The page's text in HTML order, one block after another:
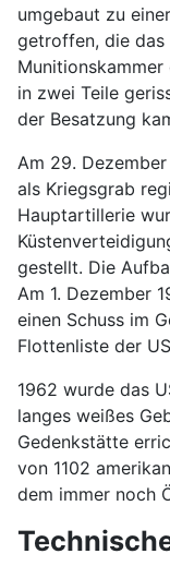
umgebaut zu
getroffen, die
in zwei Teile
der Besatzung
Am 29.
als Kriegsgrab
Hauptartillerie
gestellt. Die
Am 1. Dezember
einen Schuss im
Flottenliste der
1962 wurde das
langes weißes
Gedenkstätte
von 1102
dem immer noch